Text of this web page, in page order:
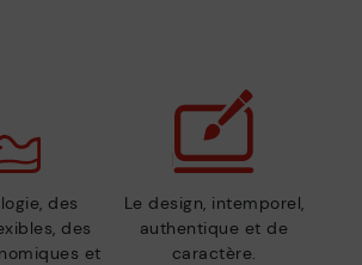
des
des
et
Le design, intemporel,
authentique et de
caractère.